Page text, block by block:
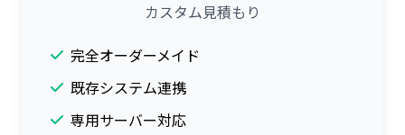
カスタム見積もり
完全オーダーメイド
既存システム連携
専用サーバー対応